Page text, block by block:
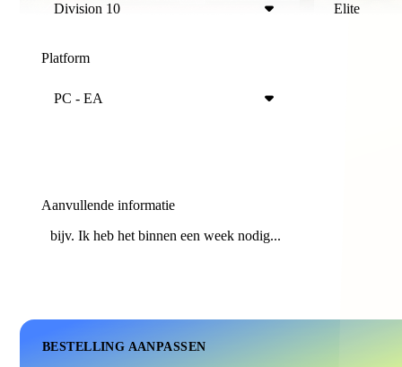
Division 10
Platform
PC - EA
Elite
Aanvullende informatie
BESTELLING AANPASSEN